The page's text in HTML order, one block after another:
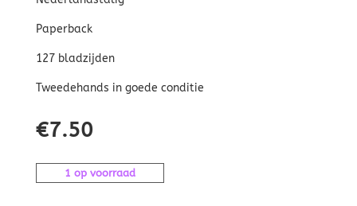
Paperback
127 bladzijden
Tweedehands in goede conditie
€7.50
1 op voorraad